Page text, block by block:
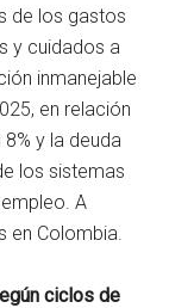
de los gastos
y cuidados a
inmanejable
en relación
y la deuda
los sistemas
A
en Colombia.
ciclos de